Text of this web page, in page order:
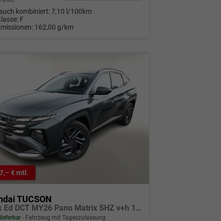
kombiniert:7,10 l/100km
F
162,00 g/km
€ mtl.
TUCSON
Black Ed DCT MY26 Pano Matrix SHZ v+h 19Z
Fahrzeug mit Tageszulassung